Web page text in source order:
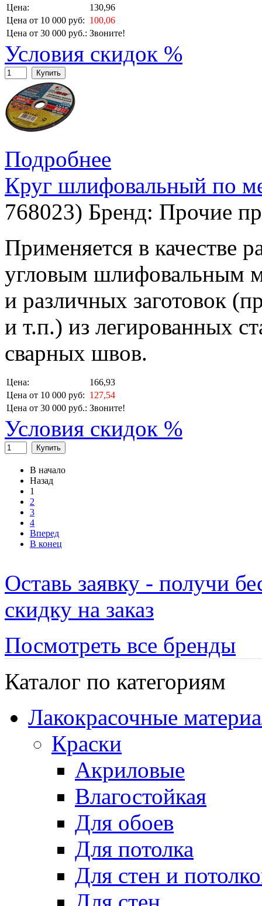
Цена:
130,96
Цена от 10 000 руб: 100,06
Цена от 30 000 руб.: Звоните!
Условия скидок %
Купить
Подробнее
Круг шлифовальный по
768023) Бренд: Прочие
Применяется в качестве
угловым шлифовальным
и различных заготовок
и т.п.) из легированных
сварных швов.
Цена:
166,93
Цена от 10 000 руб: 127,54
Цена от 30 000 руб.: Звоните!
Условия скидок %
Купить
В начало
Назад
1
2
3
4
Вперед
В конец
Оставь заявку - получи
скидку на заказ
Посмотреть все бренды
Каталог по категориям
Лакокрасочные
Краски
Акриловые
Влагостойкая
Для обоев
Для потолка
Для стен и